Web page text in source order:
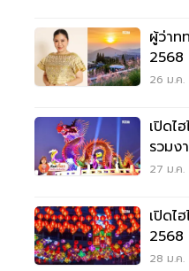
ผู้ว่าท
2568
ล้าน
26 ม.ค
เปิดไ
รวมง
27 ม.ค
เปิดไ
28 ม.ค